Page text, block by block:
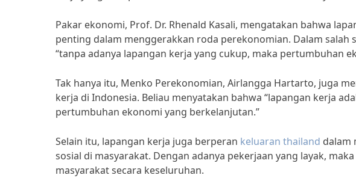
Pakar ekonomi, Prof. Dr. Rhenald Kasali, mengatakan bahwa
penting dalam menggerakkan roda perekonomian. Dalam salah
“tanpa adanya lapangan kerja yang cukup, maka pertumbuhan
Tak hanya itu, Menko Perekonomian, Airlangga Hartarto, juga
kerja di Indonesia. Beliau menyatakan bahwa “lapangan kerja
pertumbuhan ekonomi yang berkelanjutan.”
Selain itu, lapangan kerja juga berperan keluaran thailand dalam
sosial di masyarakat. Dengan adanya pekerjaan yang layak,
masyarakat secara keseluruhan.